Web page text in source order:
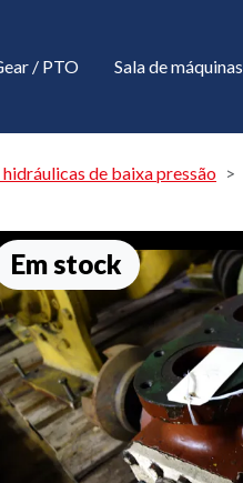
/ PTO Sala de máquinas
de baixa pressão
Em stock